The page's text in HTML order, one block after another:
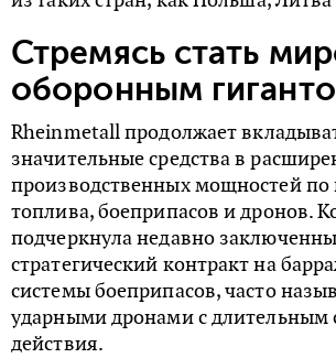
Стремясь стать
оборонным
Rheinmetall продолжает
значительные средства в
производственных мощностей по
топлива, боеприпасов и дронов.
подчеркнула недавно
стратегический контракт на
системы боеприпасов, часто
ударными дронами с длительным
действия.